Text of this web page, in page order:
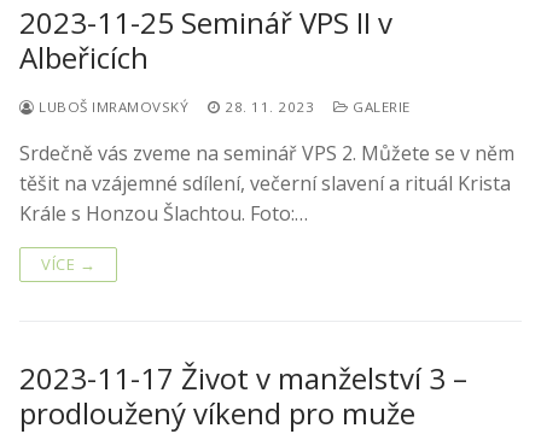
2023-11-25 Seminář VPS II v
Albeřicích
LUBOŠ IMRAMOVSKÝ 28. 11. 2023 GALERIE
Srdečně vás zveme na seminář VPS 2. Můžete se v něm
těšit na vzájemné sdílení, večerní slavení a rituál Krista
Krále s Honzou Šlachtou. Foto:…
VÍCE →
2023-11-17 Život v manželství 3 –
prodloužený víkend pro muže